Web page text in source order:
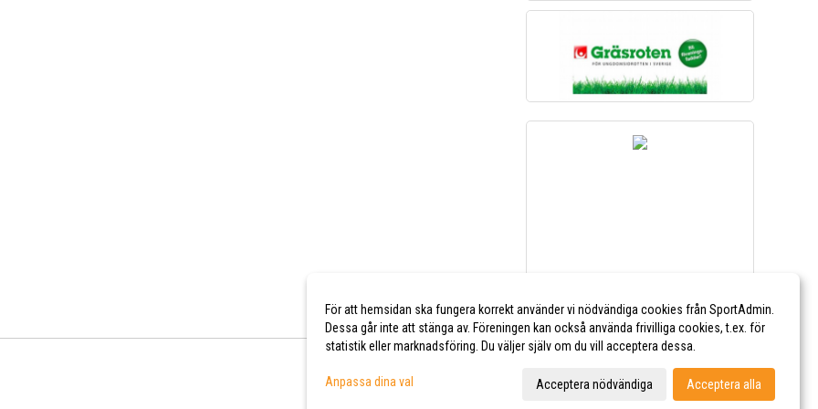
För att hemsidan ska fungera korrekt använder vi nödvändiga cookies från SportAdmin.
Dessa går inte att stänga av. Föreningen kan också använda frivilliga cookies, t.ex. för
statistik eller marknadsföring. Du väljer själv om du vill acceptera dessa.
Anpassa dina val Acceptera nödvändiga Acceptera alla